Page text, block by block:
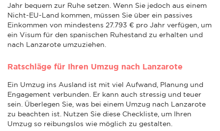
Jahr bequem zur Ruhe setzen. Wenn Sie jedoch aus einem
Nicht-EU-Land kommen, müssen Sie über ein passives
Einkommen von mindestens 27.793 € pro Jahr verfügen, um
ein Visum für den spanischen Ruhestand zu erhalten und
nach Lanzarote umzuziehen.
Ratschläge für Ihren Umzug nach Lanzarote
Ein Umzug ins Ausland ist mit viel Aufwand, Planung und
Engagement verbunden. Er kann auch stressig und teuer
sein. Überlegen Sie, was bei einem Umzug nach Lanzarote
zu beachten ist. Nutzen Sie diese Checkliste, um Ihren
Umzug so reibungslos wie möglich zu gestalten.